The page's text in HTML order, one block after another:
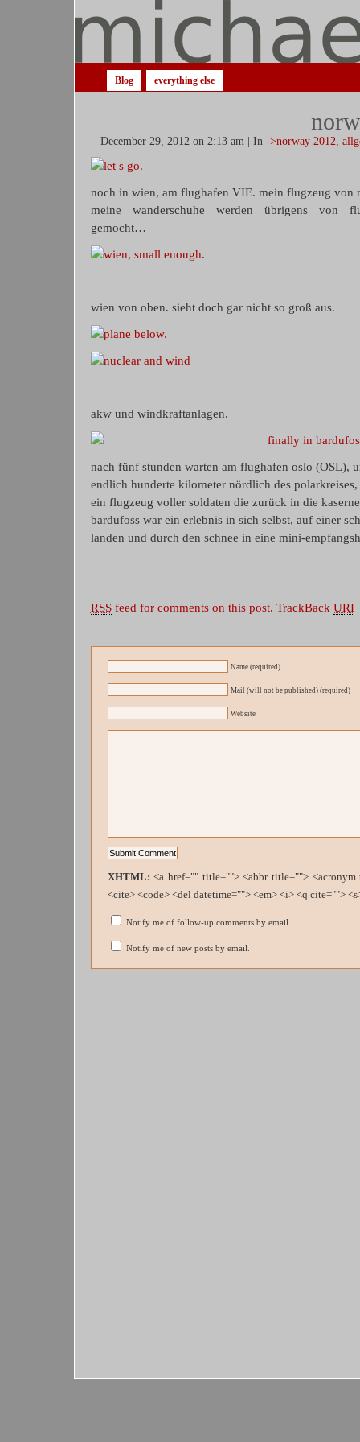
Blog everything else
December 29, 2012 on 2:13 am | In ->norway 2012,
noch in wien, am flughafen VIE. mein flugzeug von
meine wanderschuhe werden übrigens von
gemocht…
wien von oben. sieht doch gar nicht so groß aus.
akw und windkraftanlagen.
nach fünf stunden warten am flughafen oslo (OSL),
endlich hunderte kilometer nördlich des
ein flugzeug voller soldaten die zurück in die
bardufoss war ein erlebnis in sich selbst, auf einer
landen und durch den schnee in eine mini-
RSSfeed for comments on this post. TrackBack URI
Name (required)
Mail (will not be published) (required)
Website
XHTML: <a href="" title=""> <abbr title="">
<cite> <code> <del datetime=""> <em> <i> <q cite="">
Notify me of follow-up comments by email.
Notify me of new posts by email.